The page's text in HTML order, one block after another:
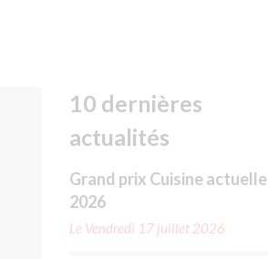
10 dernières
actualités
Grand prix Cuisine actuelle
2026
Le Vendredi 17 juillet 2026